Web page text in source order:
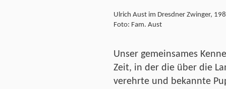
Ulrich Aust im Dresdner Zwinger,
Foto: Fam. Aust
Unser gemeinsames
Zeit, in der die über die
verehrte und bekannte